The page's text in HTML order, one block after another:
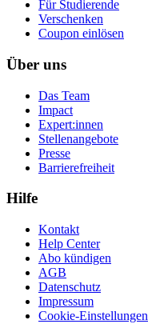
Für Studierende
Ver­schen­ken
Coupon einlösen
Über uns
Das Team
Impact
Expert:innen
Stellenangebote
Presse
Barrierefreiheit
Hilfe
Kontakt
Help Center
Abo kündigen
AGB
Datenschutz
Impressum
Cookie-Einstellungen